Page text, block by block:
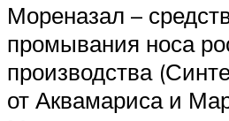
Мореназал –
промывания носа
производства
от Аквамариса и